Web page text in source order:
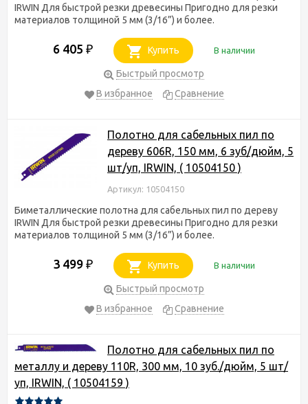
IRWIN Для быстрой резки древесины Пригодно для резки
материалов толщиной 5 мм (3/16”) и более.
6 405 ₽ Купить В наличии
Быстрый просмотр
В избранное
Сравнение
Полотно для сабельных пил по
дереву 606R, 150 мм, 6 зуб/дюйм, 5
шт/уп, IRWIN, ( 10504150 )
Артикул: 10504150
Биметаллические полотна для сабельных пил по дереву
IRWIN Для быстрой резки древесины Пригодно для резки
материалов толщиной 5 мм (3/16”) и более.
3 499 ₽ Купить В наличии
Быстрый просмотр
В избранное
Сравнение
Полотно для сабельных пил по
металлу и дереву 110R, 300 мм, 10 зуб./дюйм, 5 шт/
уп, IRWIN, ( 10504159 )